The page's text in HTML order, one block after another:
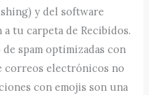
y del software
tu carpeta de Recibidos.
spam optimizadas con
correos electrónicos no
con emojis son una